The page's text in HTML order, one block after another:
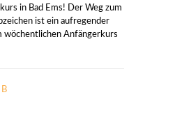
in Bad Ems! Der Weg zum
ist ein aufregender
wöchentlichen Anfängerkurs
B